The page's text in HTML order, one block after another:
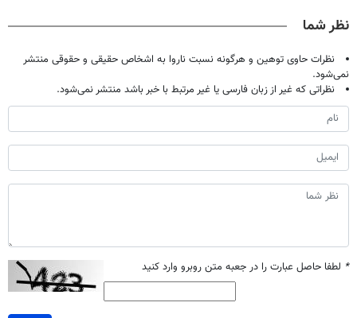
نظر شما
نظرات حاوی توهین و هرگونه نسبت ناروا به اشخاص حقیقی و حقوقی منتشر
نمی‌شود.
نظراتی که غیر از زبان فارسی یا غیر مرتبط با خبر باشد منتشر نمی‌شود.
* لطفا حاصل عبارت را در جعبه متن روبرو وارد کنید